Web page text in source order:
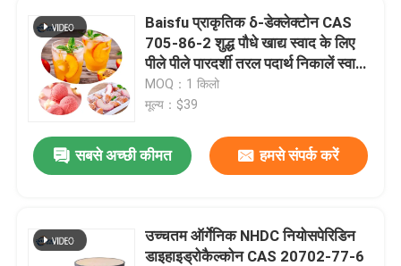
शुद्ध पौधे का अर्क
मीठा करने वाला
मोनोमर स्वाद
Baisfu प्राकृतिक δ-डेक्लेक्टोन CAS
705-86-2 शुद्ध पौधे खाद्य स्वाद के लिए
पीले पीले पारदर्शी तरल पदार्थ निकालें स्वाद
को बढ़ाएं
MOQ：1 किलो
मूल्य：$39
सबसे अच्छी कीमत हमसे संपर्क करें
उच्चतम ऑर्गेनिक NHDC नियोसपेरिडिन
डाइहाइड्रोकैल्कोन CAS 20702-77-6